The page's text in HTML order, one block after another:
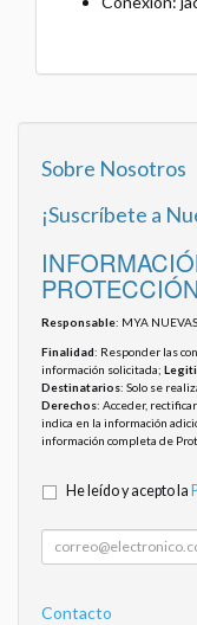
Sobre Nosotros
¡Suscríbete a
Responsable: MYA NUEVAS
Finalidad: Responder las
información solicitada;
Destinatarios: Solo se
Derechos: Acceder,
indica en la información
información completa de
He leído y acepto la
Contacto